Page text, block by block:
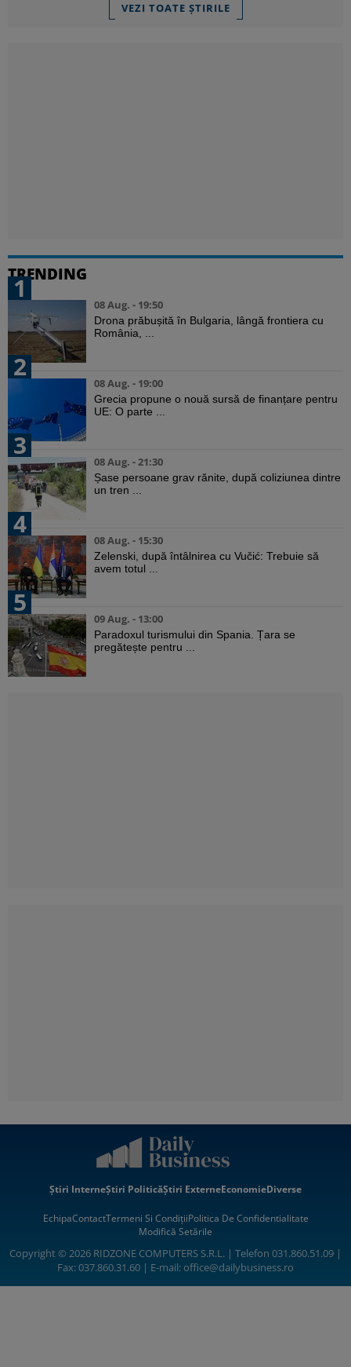
VEZI TOATE ȘTIRILE
TRENDING
1
08 Aug. - 19:50
Drona prăbușită în Bulgaria, lângă frontiera cu
România, ...
2
08 Aug. - 19:00
Grecia propune o nouă sursă de finanțare pentru
UE: O parte ...
3
08 Aug. - 21:30
Șase persoane grav rănite, după coliziunea dintre
un tren ...
4
08 Aug. - 15:30
Zelenski, după întâlnirea cu Vučić: Trebuie să
avem totul ...
5
09 Aug. - 13:00
Paradoxul turismului din Spania. Țara se
pregătește pentru ...
Știri InterneȘtiri PoliticăȘtiri ExterneEconomieDiverse
EchipaContactTermeni Si CondițiiPolitica De Confidentialitate
Modifică Setările
Copyright © 2026 RIDZONE COMPUTERS S.R.L. | Telefon 031.860.51.09 |
Fax: 037.860.31.60 | E-mail:office@dailybusiness.ro